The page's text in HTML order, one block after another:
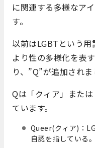
に関連する多様なア
す。
以前はLGBTという用
より性の多様化を表
り、”Q”が追加されま
Qは「クィア」また
ています。
Queer(クィア)：
自認を指している。